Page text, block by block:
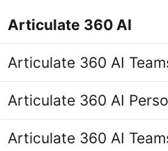
Articulate 360 AI
Articulate 360 AI
Articulate 360 AI
Articulate 360 AI